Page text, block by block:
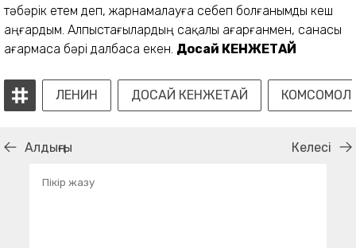
тәбәрік етем деп, жарнамалауға себеп болғанымды кеш
аңғардым. Алпыстағылардың сақалы ағарғанмен, санасы
ағармаса бәрі далбаса екен. Досай КЕНЖЕТАЙ
ЛЕНИН ДОСАЙ КЕНЖЕТАЙ КОМСОМОЛ
Алдыңғы Келесі